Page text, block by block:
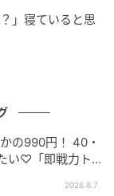
」寝ていると思
の990円！ 40・
い♡「即戦力ト
2026.8.7